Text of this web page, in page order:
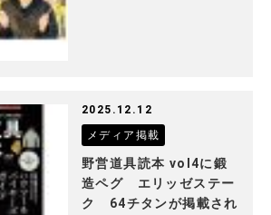
2025.12.12
メディア掲載
野営道具読本 vol4に鍛
造ペグ エリッゼステー
ク 64チタンが掲載され